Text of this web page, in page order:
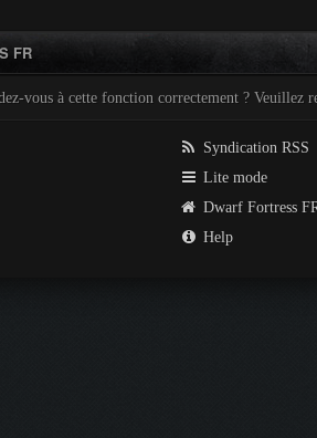
FR
vous à cette fonction correctement ? Veuillez
Syndication RSS
Lite mode
Dwarf Fortress
Help